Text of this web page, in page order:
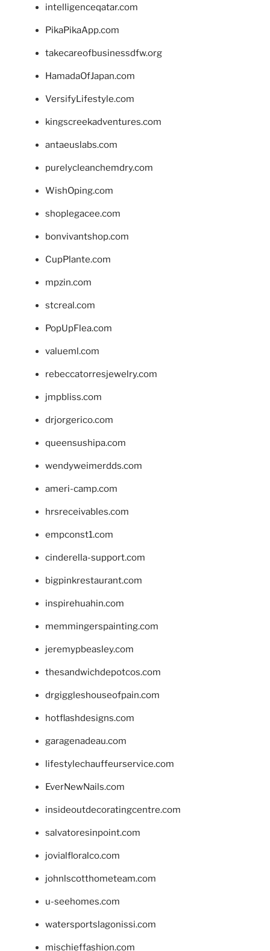
intelligenceqatar.com
PikaPikaApp.com
takecareofbusinessdfw.org
HamadaOfJapan.com
VersifyLifestyle.com
kingscreekadventures.com
antaeuslabs.com
purelycleanchemdry.com
WishOping.com
shoplegacee.com
bonvivantshop.com
CupPlante.com
mpzin.com
stcreal.com
PopUpFlea.com
valueml.com
rebeccatorresjewelry.com
jmpbliss.com
drjorgerico.com
queensushipa.com
wendyweimerdds.com
ameri-camp.com
hrsreceivables.com
empconst1.com
cinderella-support.com
bigpinkrestaurant.com
inspirehuahin.com
memmingerspainting.com
jeremypbeasley.com
thesandwichdepotcos.com
drgiggleshouseofpain.com
hotflashdesigns.com
garagenadeau.com
lifestylechauffeurservice.com
EverNewNails.com
insideoutdecoratingcentre.com
salvatoresinpoint.com
jovialfloralco.com
johnlscotthometeam.com
u-seehomes.com
watersportslagonissi.com
mischieffashion.com